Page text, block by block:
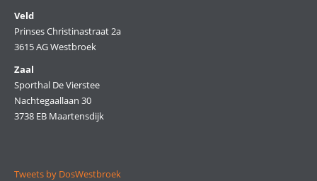
Veld
Prinses Christinastraat 2a
3615 AG Westbroek
Zaal
Sporthal De Vierstee
Nachtegaallaan 30
3738 EB Maartensdijk
Tweets by DosWestbroek